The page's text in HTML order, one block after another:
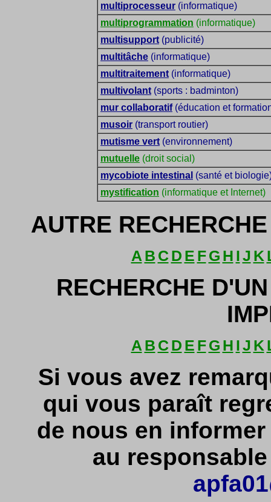
multiprocesseur (informatique)
multiprogrammation (informatique)
multisupport (publicité)
multitâche (informatique)
multitraitement (informatique)
multivolant (sports : badminton)
mur collaboratif(éducation et
musoir (transport routier)
mutisme vert (environnement)
mutuelle (droit social)
mycobiote intestinal (santé et
mystification (informatique et Internet)
AUTRE
A B C D E F G H IJ K
RECHERCHE
A B C D E F G H IJ K
Si vous avez
qui vous paraît
de nous en
au